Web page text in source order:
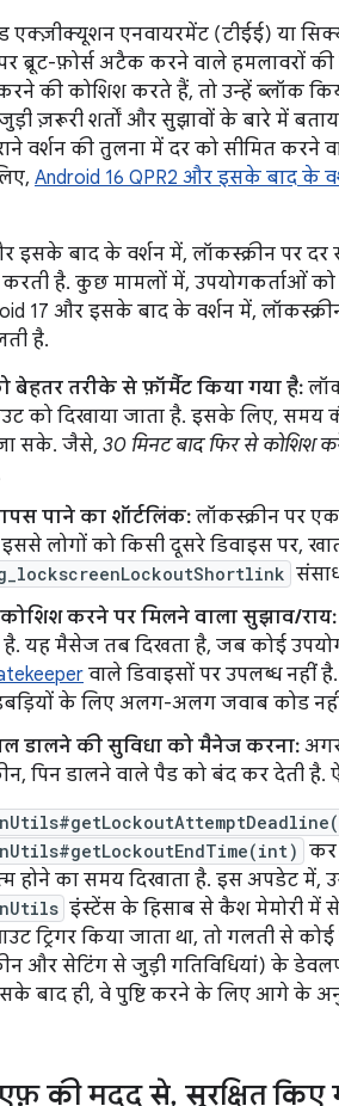
एक्ज़ीक्यूशन एनवायरमेंट (टीईई) या
फ़ोर्स अटैक करने वाले हमलावरों की
की कोशिश करते हैं, तो उन्हें ब्लॉक
ज़रूरी शर्तों और सुझावों के बारे में
वर्शन की तुलना में दर को सीमित करने
Android 16 QPR2 और इसके बाद के
इसके बाद के वर्शन में, लॉकस्क्रीन पर दर
है. कुछ मामलों में, उपयोगकर्ताओं
17 और इसके बाद के वर्शन में,
है.
बेहतर तरीके से फ़ॉर्मैट किया गया है:
को दिखाया जाता है. इसके लिए, समय
सके. जैसे, 30 मिनट बाद फिर से कोशिश
पाने का शॉर्टलिंक:लॉकस्क्रीन पर
इससे लोगों को किसी दूसरे डिवाइस पर,
कोशिश करने पर मिलने वाला सुझाव/राय:
है. यह मैसेज तब दिखता है, जब कोई
वाले डिवाइसों पर उपलब्ध नहीं
के लिए अलग-अलग जवाब कोड
डालने की सुविधा को मैनेज करना:
पिन डालने वाले पैड को बंद कर देती है.
कर
का समय दिखाता है. इस अपडेट में,
इंस्टेंस के हिसाब से कैश मेमोरी में
ट्रिगर किया जाता था, तो गलती से कोई
और सेटिंग से जुड़ी गतिविधियां) के
बाद ही, वे पुष्टि करने के लिए आगे के
की मदद से, सुरक्षित